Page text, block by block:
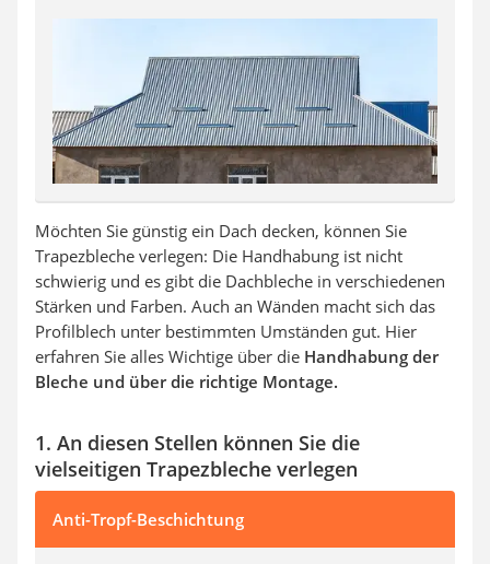
Möchten Sie günstig ein Dach decken, können Sie
Trapezbleche verlegen: Die Handhabung ist nicht
schwierig und es gibt die Dachbleche in verschiedenen
Stärken und Farben. Auch an Wänden macht sich das
Profilblech unter bestimmten Umständen gut. Hier
erfahren Sie alles Wichtige über die Handhabung der
Bleche und über die richtige Montage.
1. An diesen Stellen können Sie die
vielseitigen Trapezbleche verlegen
Anti-Tropf-Beschichtung